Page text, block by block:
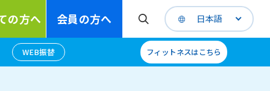
の方へ 会員の方へ 日本語
WEB振替 フィットネスはこちら